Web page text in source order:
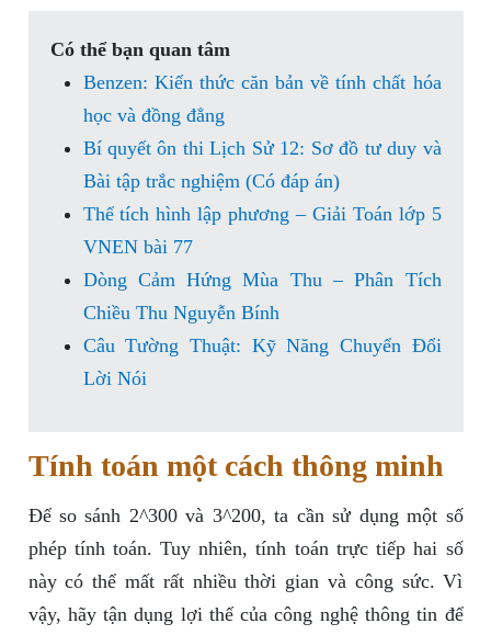
Có thể bạn quan tâm
Benzen: Kiến thức căn bản về tính chất hóa
học và đồng đẳng
Bí quyết ôn thi Lịch Sử 12: Sơ đồ tư duy và
Bài tập trắc nghiệm (Có đáp án)
Thể tích hình lập phương – Giải Toán lớp 5
VNEN bài 77
Dòng Cảm Hứng Mùa Thu – Phân Tích
Chiều Thu Nguyễn Bính
Câu Tường Thuật: Kỹ Năng Chuyển Đổi
Lời Nói
Tính toán một cách thông minh
Để so sánh 2^300 và 3^200, ta cần sử dụng một số
phép tính toán. Tuy nhiên, tính toán trực tiếp hai số
này có thể mất rất nhiều thời gian và công sức. Vì
vậy, hãy tận dụng lợi thế của công nghệ thông tin để